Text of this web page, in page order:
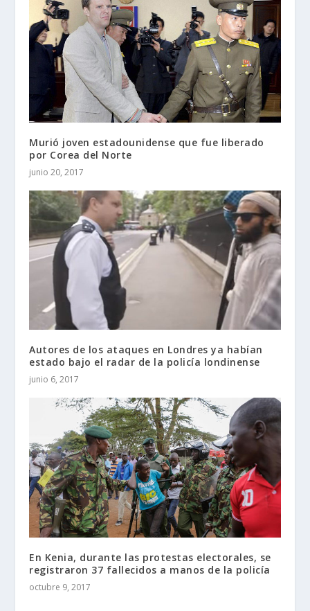
Murió joven estadounidense que fue liberado
por Corea del Norte
junio 20, 2017
Autores de los ataques en Londres ya habían
estado bajo el radar de la policía londinense
junio 6, 2017
En Kenia, durante las protestas electorales, se
registraron 37 fallecidos a manos de la policía
octubre 9, 2017